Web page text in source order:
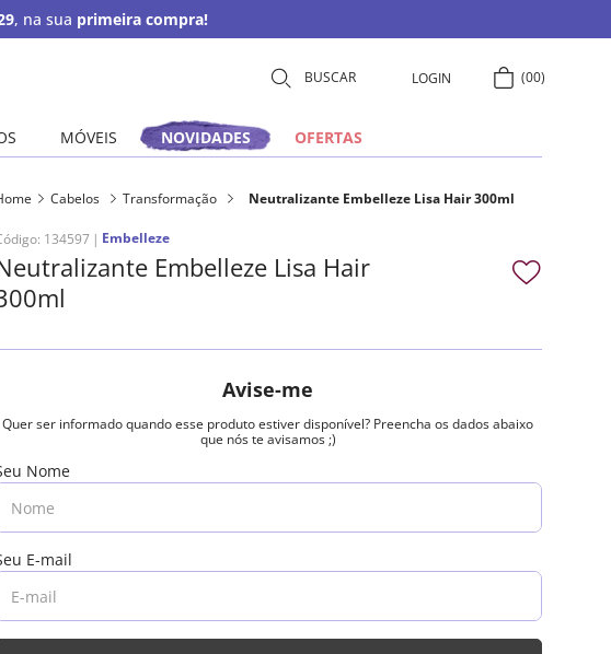
, na sua primeira compra!
LOGIN 00
MÓVEIS NOVIDADES OFERTAS
Cabelos Transformação Neutralizante Embelleze Lisa Hair 300ml
: 134597 Embelleze
Embelleze Lisa Hair